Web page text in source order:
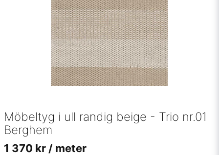
Möbeltyg i ull randig beige - Trio nr.01
Berghem
1 370 kr / meter